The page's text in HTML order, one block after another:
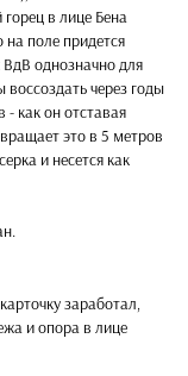
в лице Бена
на поле придется
однозначно для
через годы
- как он отставая
это в 5 метров
и несется как
заработал,
и опора в лице